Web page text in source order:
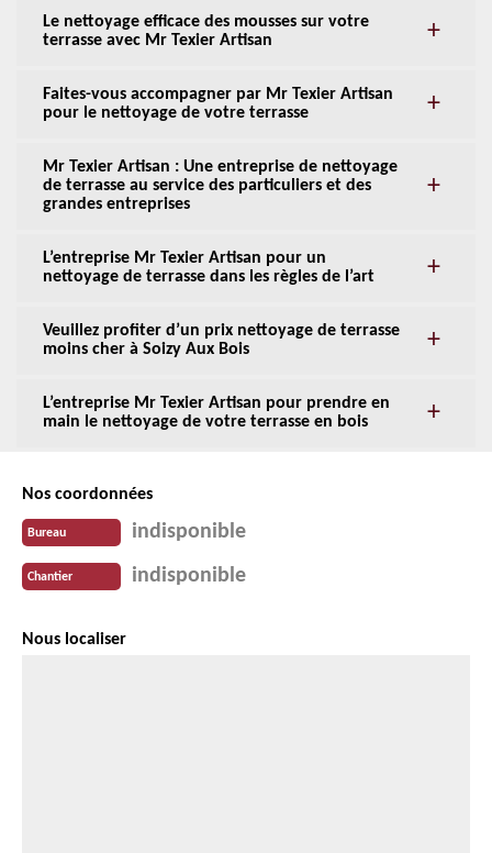
Le nettoyage efficace des mousses sur votre
terrasse avec Mr Texier Artisan
Faites-vous accompagner par Mr Texier Artisan
pour le nettoyage de votre terrasse
Mr Texier Artisan : Une entreprise de nettoyage
de terrasse au service des particuliers et des
grandes entreprises
L’entreprise Mr Texier Artisan pour un
nettoyage de terrasse dans les règles de l’art
Veuillez profiter d’un prix nettoyage de terrasse
moins cher à Soizy Aux Bois
L’entreprise Mr Texier Artisan pour prendre en
main le nettoyage de votre terrasse en bois
Nos coordonnées
Bureau indisponible
Chantier indisponible
Nous localiser